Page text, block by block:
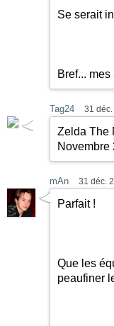
Se serait
Bref...
Tag24 31
Zelda The
Novembre
mAn 31 déc.
Parfait !
Que les
peaufiner